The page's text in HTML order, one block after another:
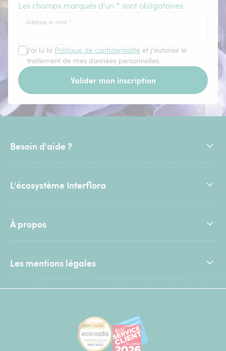
Les champs marqués d'un * sont obligatoires.
Adresse e-mail *
J'ai lu la Politique de confidentialité et j'autorise le
traitement de mes données personnelles.
Valider mon inscription
Besoin d'aide ?
L'écosystème Interflora
À propos
Les mentions légales